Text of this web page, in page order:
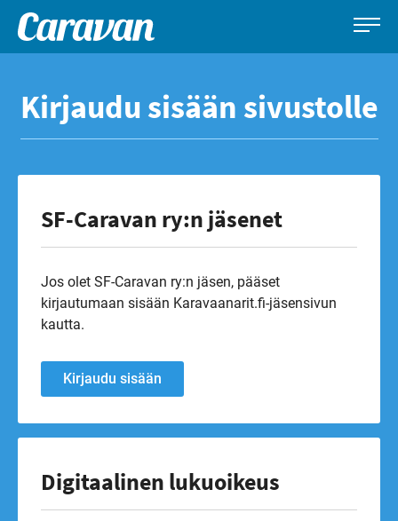
sisältöön
Caravan-
Leirintämatkailun
Kirjaudu sisään sivustolle
SF-Caravan ry:n jäsenet
Jos olet SF-Caravan ry:n jäsen, pääset
kirjautumaan sisään Karavaanarit.fi-jäsensivun
kautta.
Kirjaudu sisään
Digitaalinen lukuoikeus